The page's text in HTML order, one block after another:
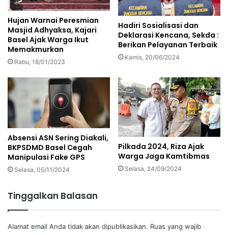
Hujan Warnai Peresmian
Masjid Adhyaksa, Kajari
Basel Ajak Warga Ikut
Memakmurkan
Rabu, 18/01/2023
Hadiri Sosialisasi dan
Deklarasi Kencana, Sekda :
Berikan Pelayanan Terbaik
Kamis, 20/06/2024
Absensi ASN Sering Diakali,
BKPSDMD Basel Cegah
Manipulasi Fake GPS
Selasa, 05/11/2024
Pilkada 2024, Riza Ajak
Warga Jaga Kamtibmas
Selasa, 24/09/2024
Tinggalkan Balasan
Alamat email Anda tidak akan dipublikasikan. Ruas yang wajib